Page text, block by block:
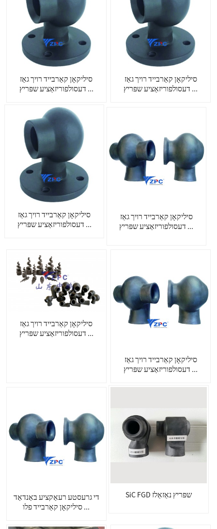
סיליקאָן קאַרבייד רויך גאַז
דעסולפוריזאַציע שפּריץ ...
סיליקאָן קאַרבייד רויך גאַז
דעסולפוריזאַציע שפּריץ ...
סיליקאָן קאַרבייד רויך גאַז
דעסולפוריזאַציע שפּריץ ...
סיליקאָן קאַרבייד רויך גאַז
דעסולפוריזאַציע שפּריץ ...
סיליקאָן קאַרבייד רויך גאַז
דעסולפוריזאַציע שפּריץ ...
סיליקאָן קאַרבייד רויך גאַז
דעסולפוריזאַציע שפּריץ ...
די גרעסטע רעאַקציע באַנדאַד
סיליקאָן קאַרבייד פלו ...
SiC FGD שפּריץ נאַזאַלז